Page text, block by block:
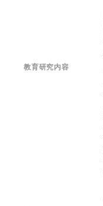
教育研究内容